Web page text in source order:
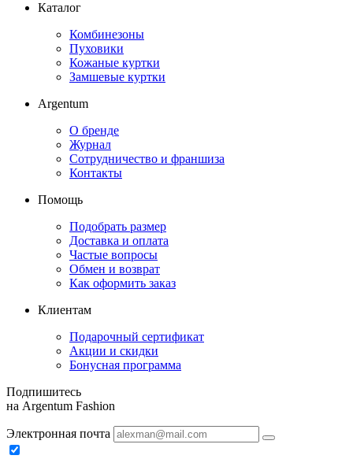
Каталог
Комбинезоны
Пуховики
Кожаные куртки
Замшевые куртки
Argentum
О бренде
Журнал
Сотрудничество и франшиза
Контакты
Помощь
Подобрать размер
Доставка и оплата
Частые вопросы
Обмен и возврат
Как оформить заказ
Клиентам
Подарочный сертификат
Акции и скидки
Бонусная программа
Подпишитесь
на Argentum Fashion
Электронная почта